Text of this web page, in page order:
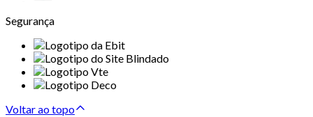
Segurança
Voltar ao topo